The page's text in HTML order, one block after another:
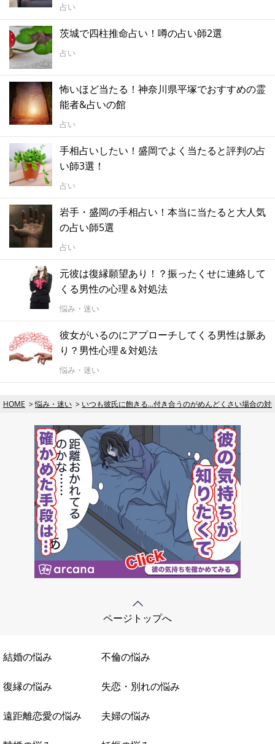
占い
茨城で四柱推命占い！噂の占い師2選
占い
怖いほど当たる！神奈川県平塚でおすすめの霊
能者&占いの館
占い
手相占いしたい！盛岡でよく当たると評判の占
い師3選！
占い
岩手・盛岡の手相占い！本当に当たると大人気
の占い師5選
占い
元彼は復縁願望あり！？振ったくせに連絡して
くる男性の心理＆対処法
悩み・迷い
彼女がいるのにアプローチしてくる男性は脈あ
り？男性心理＆対処法
悩み・迷い
HOME 悩み・迷い いつも彼氏に飽きる...付き合うのがめんどくさい場合の対
ページトップへ
結婚の悩み 不倫の悩み
復縁の悩み 失恋・別れの悩み
遠距離恋愛の悩み 夫婦の悩み